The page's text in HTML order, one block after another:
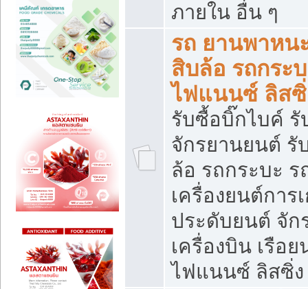
ภายใน อื่น ๆ
รถ ยานพาหน
สิบล้อ รถกระ
ไฟแนนซ์ ลิส
รับซื้อบิ๊กไบค์
จักรยานยนต์ รั
ล้อ รถกระบะ
เครื่องยนต์การ
ประดับยนต์ จัก
เครื่องบิน เรือ
ไฟแนนซ์ ลิสซิ่ง